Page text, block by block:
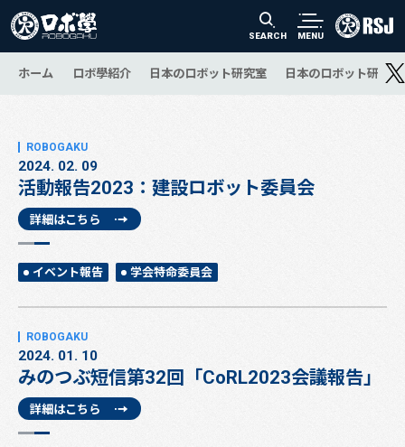
SEARCH MENU
ホーム ロボ學紹介 日本のロボット研究室 日本のロボット研究
2024. 02. 09
活動報告2023：建設ロボット委員会
詳細はこちら
イベント報告 学会特命委員会
2024. 01. 10
みのつぶ短信第32回「CoRL2023会議報告」
詳細はこちら